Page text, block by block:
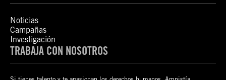
Noticias
Campañas
Investigación
TRABAJA CON NOSOTROS